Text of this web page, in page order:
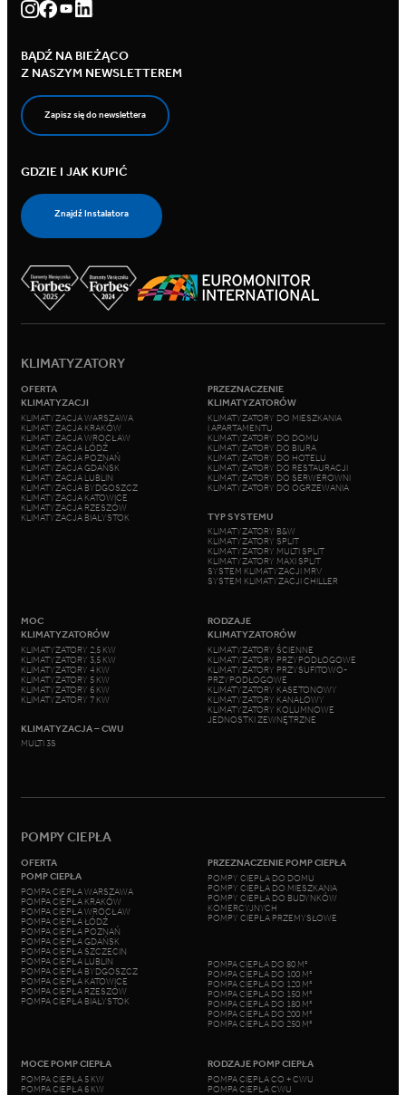
BĄDŹ NA BIEŻĄCO
Z NASZYM NEWSLETTEREM
Zapisz się do newslettera
GDZIE I JAK KUPIĆ
Znajdź Instalatora
KLIMATYZATORY
OFERTA
KLIMATYZACJI
KLIMATYZACJA WARSZAWA
KLIMATYZACJA KRAKÓW
KLIMATYZACJA WROCŁAW
KLIMATYZACJA ŁÓDŹ
KLIMATYZACJA POZNAŃ
KLIMATYZACJA GDAŃSK
KLIMATYZACJA LUBLIN
KLIMATYZACJA BYDGOSZCZ
KLIMATYZACJA KATOWICE
KLIMATYZACJA RZESZÓW
KLIMATYZACJA BIAŁYSTOK
PRZEZNACZENIE
KLIMATYZATORÓW
KLIMATYZATORY DO MIESZKANIA
I APARTAMENTU
KLIMATYZATORY DO DOMU
KLIMATYZATORY DO BIURA
KLIMATYZATORY DO HOTELU
KLIMATYZATORY DO RESTAURACJI
KLIMATYZATORY DO SERWEROWNI
KLIMATYZATORY DO OGRZEWANIA
TYP SYSTEMU
KLIMATYZATORY B&W
KLIMATYZATORY SPLIT
KLIMATYZATORY MULTI SPLIT
KLIMATYZATORY MAXI SPLIT
SYSTEM KLIMATYZACJI MRV
SYSTEM KLIMATYZACJI CHILLER
MOC
KLIMATYZATORÓW
KLIMATYZATORY 2,5 KW
KLIMATYZATORY 3,5 KW
KLIMATYZATORY 4 KW
KLIMATYZATORY 5 KW
KLIMATYZATORY 6 KW
KLIMATYZATORY 7 KW
KLIMATYZACJA – CWU
MULTI 3S
RODZAJE
KLIMATYZATORÓW
KLIMATYZATORY ŚCIENNE
KLIMATYZATORY PRZYPODŁOGOWE
KLIMATYZATORY PRZYSUFITOWO-
PRZYPODŁOGOWE
KLIMATYZATORY KASETONOWY
KLIMATYZATORY KANAŁOWY
KLIMATYZATORY KOLUMNOWE
JEDNOSTKI ZEWNĘTRZNE
POMPY CIEPŁA
OFERTA
POMP CIEPŁA
POMPA CIEPŁA WARSZAWA
POMPA CIEPŁA KRAKÓW
POMPA CIEPŁA WROCŁAW
POMPA CIEPŁA ŁÓDŹ
POMPA CIEPŁA POZNAŃ
POMPA CIEPŁA GDAŃSK
POMPA CIEPŁA SZCZECIN
POMPA CIEPŁA LUBLIN
POMPA CIEPŁA BYDGOSZCZ
POMPA CIEPŁA KATOWICE
POMPA CIEPŁA RZESZÓW
POMPA CIEPŁA BIAŁYSTOK
PRZEZNACZENIE POMP CIEPŁA
POMPY CIEPŁA DO DOMU
POMPY CIEPŁA DO MIESZKANIA
POMPY CIEPŁA DO BUDYNKÓW
KOMERCYJNYCH
POMPY CIEPŁA PRZEMYSŁOWE
POMPA CIEPŁA DO 80 M²
POMPA CIEPŁA DO 100 M²
POMPA CIEPŁA DO 120 M²
POMPA CIEPŁA DO 150 M²
POMPA CIEPŁA DO 180 M²
POMPA CIEPŁA DO 200 M²
POMPA CIEPŁA DO 250 M²
MOCE POMP CIEPŁA
POMPA CIEPŁA 5 KW
POMPA CIEPŁA 6 KW
RODZAJE POMP CIEPŁA
POMPA CIEPŁA CO + CWU
POMPA CIEPŁA CWU